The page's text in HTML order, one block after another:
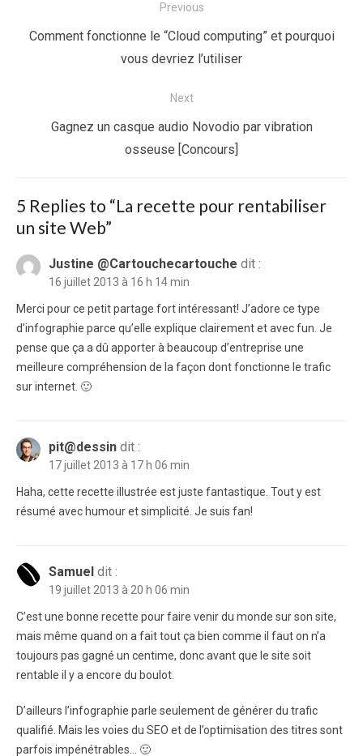
de
Previous
Previous
Comment fonctionne le “Cloud computing” et pourquoi
vous devriez l’utiliser
Next
Gagnez un casque audio Novodio par vibration
osseuse [Concours]
5 Replies to “La recette pour rentabiliser
un site Web”
Justine @Cartouchecartouche dit :
16 juillet 2013 à 16 h 14 min
Merci pour ce petit partage fort intéressant! J’adore ce type
d’infographie parce qu’elle explique clairement et avec fun. Je
pense que ça a dû apporter à beaucoup d’entreprise une
meilleure compréhension de la façon dont fonctionne le trafic
sur internet. 🙂
pit@dessin dit :
17 juillet 2013 à 17 h 06 min
Haha, cette recette illustrée est juste fantastique. Tout y est
résumé avec humour et simplicité. Je suis fan!
Samuel dit :
19 juillet 2013 à 20 h 06 min
C’est une bonne recette pour faire venir du monde sur son site,
mais même quand on a fait tout ça bien comme il faut on n’a
toujours pas gagné un centime, donc avant que le site soit
rentable il y a encore du boulot.
D’ailleurs l’infographie parle seulement de générer du trafic
qualifié. Mais les voies du SEO et de l’optimisation des titres sont
parfois impénétrables… 🙂